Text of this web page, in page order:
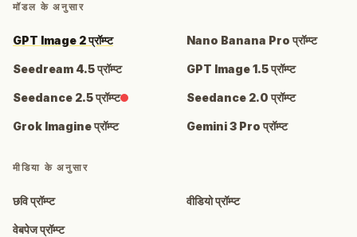
मॉडल के अनुसार
GPT Image 2 प्रॉम्प्ट Nano Banana Pro प्रॉम्प्ट
Seedream 4.5 प्रॉम्प्ट GPT Image 1.5 प्रॉम्प्ट
Seedance 2.5 प्रॉम्प्ट Seedance 2.0 प्रॉम्प्ट
Grok Imagine प्रॉम्प्ट Gemini 3 Pro प्रॉम्प्ट
मीडिया के अनुसार
छवि प्रॉम्प्ट वीडियो प्रॉम्प्ट
वेबपेज प्रॉम्प्ट